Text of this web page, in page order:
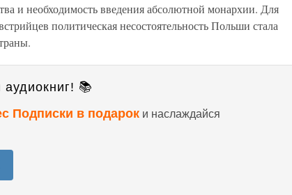
и необходимость введения абсолютной монархии. Для
политическая несостоятельность Польши стала
📚
Подписки в подарок и наслаждайся